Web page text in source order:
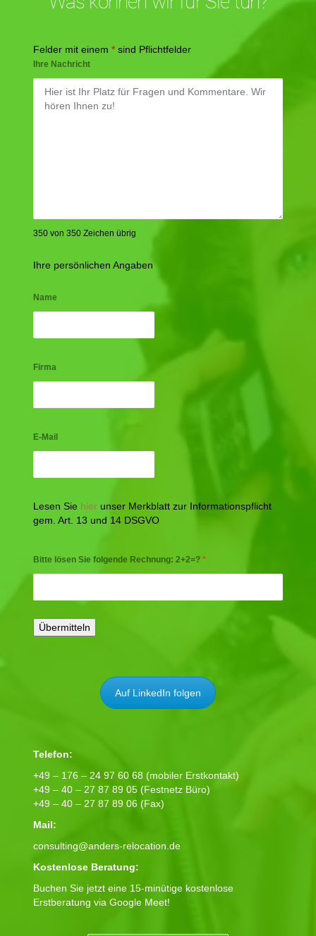
Felder mit einem * sind Pflichtfelder
Ihre Nachricht
350 von 350 Zeichen übrig
Ihre persönlichen Angaben
Name
Firma
E-Mail
Lesen Sie hier unser Merkblatt zur Informationspflicht
gem. Art. 13 und 14 DSGVO
Bitte lösen Sie folgende Rechnung: 2+2=? *
Auf LinkedIn folgen
Telefon:
+49 – 176 – 24 97 60 68 (mobiler Erstkontakt)
+49 – 40 – 27 87 89 05 (Festnetz Büro)
+49 – 40 – 27 87 89 06 (Fax)
Mail:
consulting@anders-relocation.de
Kostenlose Beratung:
Buchen Sie jetzt eine 15-minütige kostenlose
Erstberatung via Google Meet!